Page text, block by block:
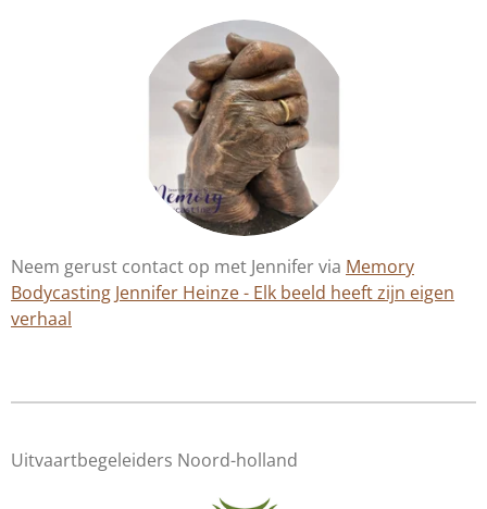
Neem gerust contact op met Jennifer via Memory
Bodycasting Jennifer Heinze - Elk beeld heeft zijn eigen
verhaal
Uitvaartbegeleiders Noord-holland